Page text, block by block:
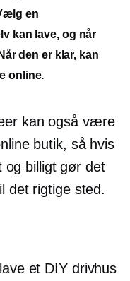
en
kan lave, og når
den er klar, kan
online.
kan også være
butik, så hvis
og billigt gør det
det rigtige sted.
et DIY drivhus